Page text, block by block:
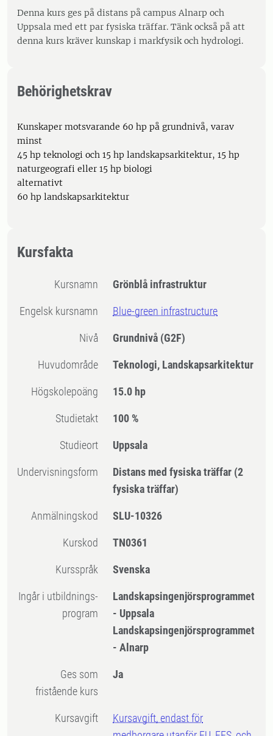
Denna kurs ges på distans på campus Alnarp och
Uppsala med ett par fysiska träffar. Tänk också på att
denna kurs kräver kunskap i markfysik och hydrologi.
Behörighetskrav
Kunskaper motsvarande 60 hp på grundnivå, varav
minst
45 hp teknologi och 15 hp landskapsarkitektur, 15 hp
naturgeografi eller 15 hp biologi
alternativt
60 hp landskapsarkitektur
Kursfakta
Kursnamn Grönblå infrastruktur
Engelsk kursnamn Blue-green infrastructure
Nivå Grundnivå (G2F)
Huvudområde Teknologi, Landskapsarkitektur
högskolepoäng 15.0 hp
Studietakt 100 %
Studieort Uppsala
Undervisningsform Distans med fysiska träffar (2
fysiska träffar)
Anmälningskod SLU-10326
Kurskod TN0361
Kursspråk Svenska
Ingår i utbildnings-
program
Landskapsingenjörsprogrammet
- Uppsala
Landskapsingenjörsprogrammet
- Alnarp
Ges som
fristående kurs
Ja
Kursavgift
Kursavgift, endast för